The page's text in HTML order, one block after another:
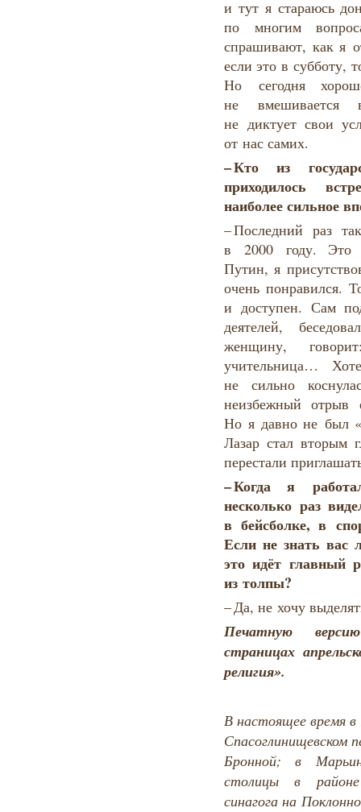
и тут я стараюсь
по многим
спрашивают, как я
если это в субботу,
Но сегодня
не вмешивается
не диктует свои
от нас самих.
–Кто
из
приходилось
наиболее сильное
– Последний раз
в 2000 году. Это
Путин, я
очень понравился.
и доступен. Сам
деятелей,
женщину,
учительница…
не сильно
неизбежный отрыв
Но я давно не был
Лазар стал вторым
перестали
–Когда
я
несколько раз
в бейсболке,в
Если не знать вас
это идёт главный
из толпы?
– Да, не хочу
Печатную
страницах
религия».
В настоящее время
Спасоглинищевском
Бронной; в
столицы в
синагога на